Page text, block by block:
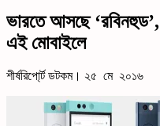
ভারতে আসছে
এই মোবাইলে
শীর্ষরিপো্র্ট ডটকম। ২৫ মে ২০১৬